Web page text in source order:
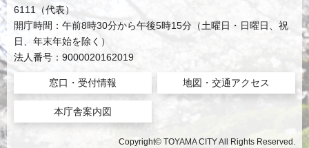
6111（代表）
開庁時間：午前8時30分から午後5時15分（土曜日・日曜日、祝
日、年末年始を除く）
法人番号：9000020162019
窓口・受付情報 地図・交通アクセス
本庁舎案内図
Copyright© TOYAMA CITY All Rights Reserved.